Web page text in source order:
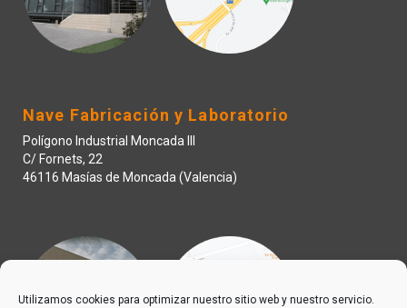
Utilizamos cookies para optimizar nuestro sitio web y nuestro servicio.
Nave Fabricación y Laboratorio
Polígono Industrial Moncada III
C/ Fornets, 22
46116 Masías de Moncada (Valencia)